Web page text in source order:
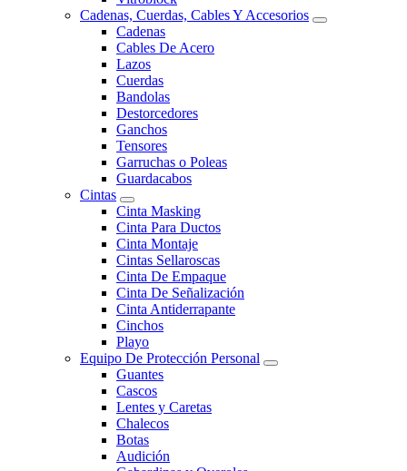
Cadenas, Cuerdas, Cables Y Accesorios
Cadenas
Cables De Acero
Lazos
Cuerdas
Bandolas
Destorcedores
Ganchos
Tensores
Garruchas o Poleas
Guardacabos
Cintas
Cinta Masking
Cinta Para Ductos
Cinta Montaje
Cintas Sellaroscas
Cinta De Empaque
Cinta De Señalización
Cinta Antiderrapante
Cinchos
Playo
Equipo De Protección Personal
Guantes
Cascos
Lentes y Caretas
Chalecos
Botas
Audición